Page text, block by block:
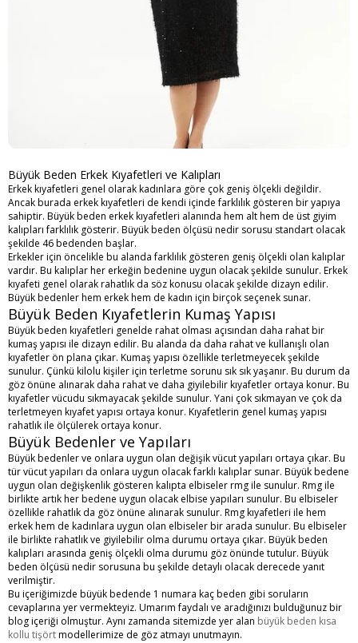
Büyük Beden Erkek Kıyafetleri ve Kalıpları
Erkek kıyafetleri genel olarak kadınlara göre çok geniş ölçekli değildir.
Ancak burada erkek kıyafetleri de kendi içinde farklılık gösteren bir yapıya
sahiptir. Büyük beden erkek kıyafetleri alanında hem alt hem de üst giyim
kalıpları farklılık gösterir. Büyük beden ölçüsü nedir sorusu standart olacak
şekilde 46 bedenden başlar.
Erkekler için öncelikle bu alanda farklılık gösteren geniş ölçekli olan kalıplar
vardır. Bu kalıplar her erkeğin bedenine uygun olacak şekilde sunulur. Erkek
kıyafeti genel olarak rahatlık da söz konusu olacak şekilde dizayn edilir.
Büyük bedenler hem erkek hem de kadın için birçok seçenek sunar.
Büyük Beden Kıyafetlerin Kumaş Yapısı
Büyük beden kıyafetleri genelde rahat olması açısından daha rahat bir
kumaş yapısı ile dizayn edilir. Bu alanda da daha rahat ve kullanışlı olan
kıyafetler ön plana çıkar. Kumaş yapısı özellikle terletmeyecek şekilde
sunulur. Çünkü kilolu kişiler için terletme sorunu sık sık yaşanır. Bu durum da
göz önüne alınarak daha rahat ve daha giyilebilir kıyafetler ortaya konur. Bu
kıyafetler vücudu sıkmayacak şekilde sunulur. Yani çok sıkmayan ve çok da
terletmeyen kıyafet yapısı ortaya konur. Kıyafetlerin genel kumaş yapısı
rahatlık ile ölçülerek ortaya konur.
Büyük Bedenler ve Yapıları
Büyük bedenler ve onlara uygun olan değişik vücut yapıları ortaya çıkar. Bu
tür vücut yapıları da onlara uygun olacak farklı kalıplar sunar. Büyük bedene
uygun olan değişkenlik gösteren kalıpta elbiseler rmg ile sunulur. Rmg ile
birlikte artık her bedene uygun olacak elbise yapıları sunulur. Bu elbiseler
özellikle rahatlık da göz önüne alınarak sunulur. Rmg kıyafetleri ile hem
erkek hem de kadınlara uygun olan elbiseler bir arada sunulur. Bu elbiseler
ile birlikte rahatlık ve giyilebilir olma durumu ortaya çıkar. Büyük beden
kalıpları arasında geniş ölçekli olma durumu göz önünde tutulur. Büyük
beden ölçüsü nedir sorusuna bu şekilde detaylı olacak derecede yanıt
verilmiştir.
Bu içeriğimizde büyük bedende 1 numara kaç beden gibi soruların
cevaplarına yer vermekteyiz. Umarım faydalı ve aradığınızı bulduğunuz bir
blog içeriği olmuştur. Aynı zamanda sitemizde yer alan büyük beden kısa
kollu tişörtmodellerimize de göz atmayı unutmayın.